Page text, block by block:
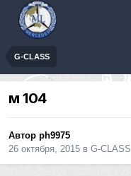
G-CLASS
м 104
Автор ph9975
26 октября, 2015 в G-CLASS